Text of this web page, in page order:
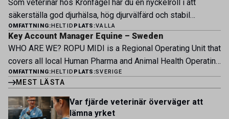
modern klinik vid Bergsåkers travbana, Sundsvall. Vi
erbjuder ett mångfasetterat utbud av undersökningar och
behandlingar i välutrustade lokaler. Vi har cirka 7 500
patienter […]
Som veterinär hos Kronfågel har du en nyckelroll i att
säkerställa god djurhälsa, hög djurvälfärd och stabil
produktion genom hela värdekedjan. Du arbetar nära våra
kontrakterade uppfödare och tillsammans med kollegor
inom produktion, kläckeri, slakt och kvalitet. Rollen präglas
av proaktivt arbete, kunskapsdelning och kontinuerlig
utveckling, där du bidrar till att stärka svensk
OMFATTNING: HELTID PLATS:VALLA
Key Account Manager Equine – Sweden
WHO ARE WE? ROPU MIDI is a Regional Operating Unit that
covers all local Human Pharma and Animal Health Operating
Units across Belgium, Denmark, Norway, Finland, Greece,
Portugal, Sweden, and The Netherlands. MIDI has a
multicultural and diverse work environment. More than
1.800 employees are striving to work together to improve
OMFATTNING: HELTID PLATS:SVERIGE
MEST LÄSTA
Var fjärde veterinär överväger att
lämna yrket